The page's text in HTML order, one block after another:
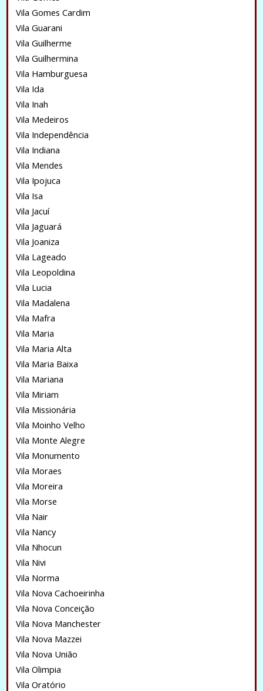
Vila Gomes Cardim
Vila Guarani
Vila Guilherme
Vila Guilhermina
Vila Hamburguesa
Vila Ida
Vila Inah
Vila Medeiros
Vila Independência
Vila Indiana
Vila Mendes
Vila Ipojuca
Vila Isa
Vila Jacuí
Vila Jaguará
Vila Joaniza
Vila Lageado
Vila Leopoldina
Vila Lucia
Vila Madalena
Vila Mafra
Vila Maria
Vila Maria Alta
Vila Maria Baixa
Vila Mariana
Vila Miriam
Vila Missionária
Vila Moinho Velho
Vila Monte Alegre
Vila Monumento
Vila Moraes
Vila Moreira
Vila Morse
Vila Nair
Vila Nancy
Vila Nhocun
Vila Nivi
Vila Norma
Vila Nova Cachoeirinha
Vila Nova Conceição
Vila Nova Manchester
Vila Nova Mazzei
Vila Nova União
Vila Olimpia
Vila Oratório